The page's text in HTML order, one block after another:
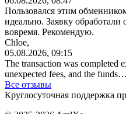
Пользовался этим
идеально. Заявку обработали
вовремя. Рекомендую.
Chloe,
05.08.2026, 09:15
The transaction was completed
unexpected fees, and the funds…
Все отзывы
Круглосуточная поддержка